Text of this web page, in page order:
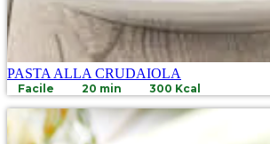
PASTA ALLA CRUDAIOLA
Facile 20 min 300 Kcal